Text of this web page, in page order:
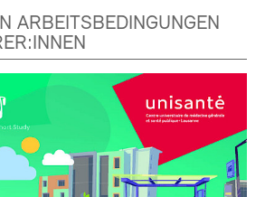
ARBEITSBEDINGUNGEN